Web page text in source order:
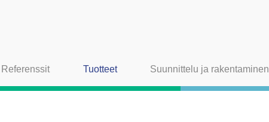
Referenssit Tuotteet Suunnittelu ja rakentaminen